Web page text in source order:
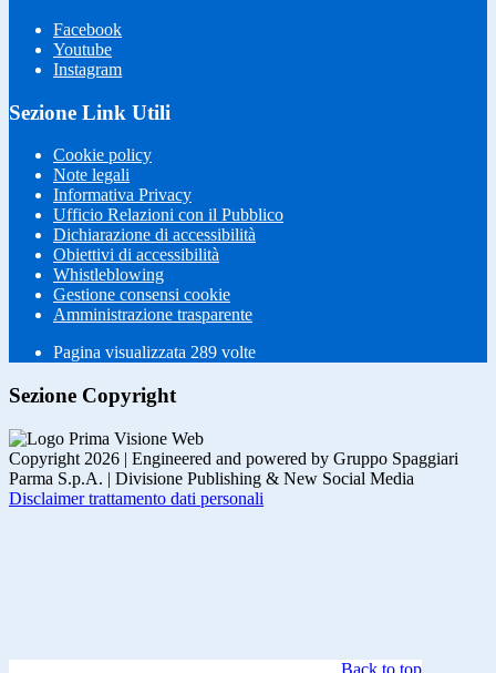
Facebook
Youtube
Instagram
Sezione Link Utili
Cookie policy
Note legali
Informativa Privacy
Ufficio Relazioni con il Pubblico
Dichiarazione di accessibilità
Obiettivi di accessibilità
Whistleblowing
Gestione consensi cookie
Amministrazione trasparente
Pagina visualizzata 289 volte
Sezione Copyright
Copyright 2026 | Engineered and powered by Gruppo Spaggiari
Parma S.p.A. | Divisione Publishing & New Social Media
Disclaimer trattamento dati personali
Back to top